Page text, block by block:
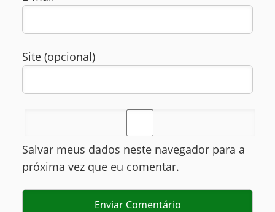
Site (opcional)
Salvar meus dados neste navegador para a
próxima vez que eu comentar.